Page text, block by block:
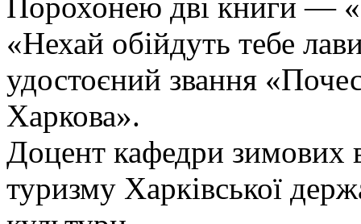
Порохонею дві книги —
«Нехай обійдуть тебе
удостоєний звання
Харкова».
Доцент кафедри зимових
туризму Харківської